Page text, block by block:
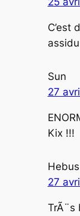
C’est
Sun
27
Kix !!!
Hebus
27
TrÃ¨s